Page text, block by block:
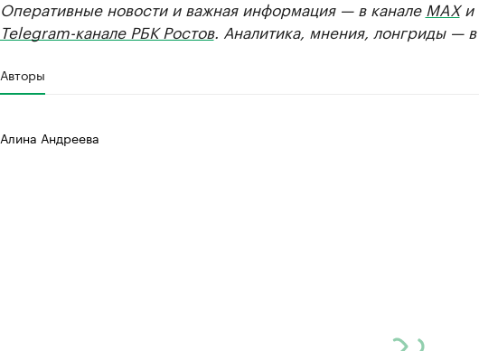
Оперативные новости и важная информация — в канале MAXи
Telegram-канале РБК Ростов. Аналитика, мнения, лонгриды —
Авторы
Алина Андреева